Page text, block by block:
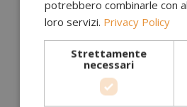
potrebbero combinarle con
loro servizi. Privacy Policy
Strettamente
necessari